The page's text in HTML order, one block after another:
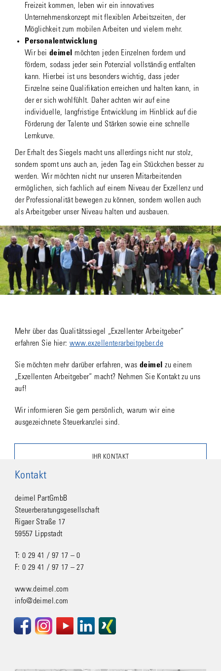
Freizeit kommen, leben wir ein innovatives
Unternehmenskonzept mit flexiblen Arbeitszeiten, der
Möglichkeit zum mobilen Arbeiten und vielem mehr.
Personalentwicklung
Wir bei deimel
möchten jeden Einzelnen fordern und
fördern, sodass jeder sein Potenzial vollständig entfalten
kann. Hierbei ist uns besonders wichtig, dass jeder
Einzelne seine Qualifikation erreichen und halten kann, in
der er sich wohlfühlt. Daher achten wir auf eine
individuelle, langfristige Entwicklung im Hinblick auf die
Förderung der Talente und Stärken sowie eine schnelle
Lernkurve.
Der Erhalt des Siegels macht uns allerdings nicht nur stolz,
sondern spornt uns auch an, jeden Tag ein Stückchen besser zu
werden. Wir möchten nicht nur unseren Mitarbeitenden
ermöglichen, sich fachlich auf einem Niveau der Exzellenz und
der Professionalität bewegen zu können, sondern wollen auch
als Arbeitgeber unser Niveau halten und ausbauen.
Mehr über das Qualitätssiegel „Exzellenter Arbeitgeber“
erfahren Sie hier: www.exzellenterarbeitgeber.de
Sie möchten mehr darüber erfahren, was deimel zu einem
„Exzellenten Arbeitgeber“ macht? Nehmen Sie Kontakt zu uns
auf!
Wir informieren Sie gern persönlich, warum wir eine
ausgezeichnete Steuerkanzlei sind.
IHR KONTAKT
Kontakt
deimel PartGmbB
Steuerberatungsgesellschaft
Rigaer Straße 17
59557 Lippstadt
T: 0 29 41 / 97 17 – 0
F: 0 29 41 / 97 17 – 27
www.deimel.com
info@deimel.com